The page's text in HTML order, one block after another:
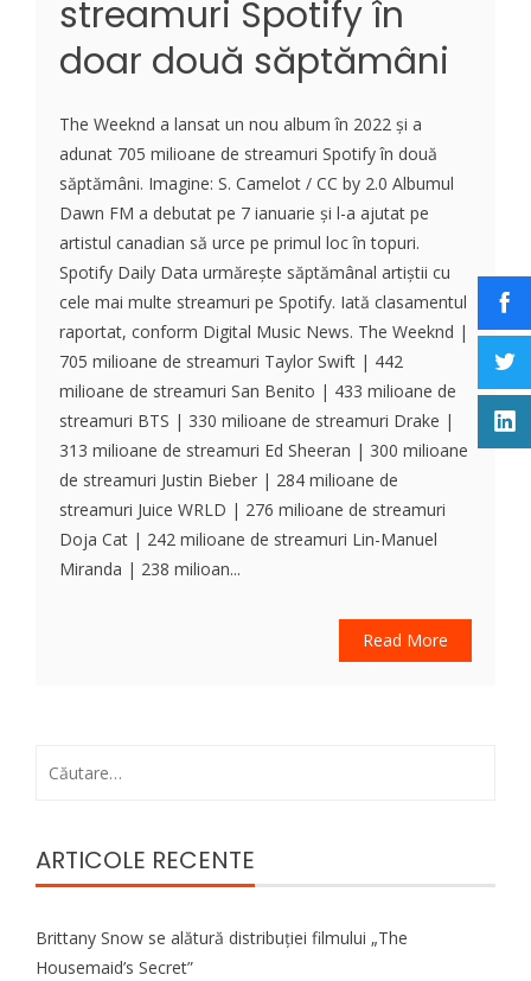
streamuri Spotify în
doar două săptămâni
The Weeknd a lansat un nou album în 2022 și a
adunat 705 milioane de streamuri Spotify în două
săptămâni. Imagine: S. Camelot / CC by 2.0 Albumul
Dawn FM a debutat pe 7 ianuarie și l-a ajutat pe
artistul canadian să urce pe primul loc în topuri.
Spotify Daily Data urmărește săptămânal artiștii cu
cele mai multe streamuri pe Spotify. Iată clasamentul
raportat, conform Digital Music News. The Weeknd |
705 milioane de streamuri Taylor Swift | 442
milioane de streamuri San Benito | 433 milioane de
streamuri BTS | 330 milioane de streamuri Drake |
313 milioane de streamuri Ed Sheeran | 300 milioane
de streamuri Justin Bieber | 284 milioane de
streamuri Juice WRLD | 276 milioane de streamuri
Doja Cat | 242 milioane de streamuri Lin-Manuel
Miranda | 238 milioan...
Read More
ARTICOLE RECENTE
Brittany Snow se alătură distribuției filmului „The
Housemaid’s Secret”